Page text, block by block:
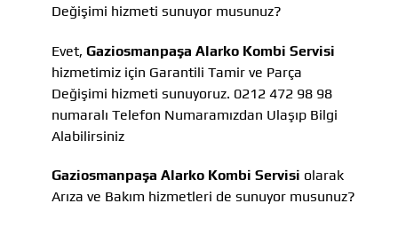
Değişimi hizmeti sunuyor musunuz?
Evet, Gaziosmanpaşa Alarko Kombi Servisi
hizmetimiz için Garantili Tamir ve Parça
Değişimi hizmeti sunuyoruz. 0212 472 98 98
numaralı Telefon Numaramızdan Ulaşıp Bilgi
Alabilirsiniz
Gaziosmanpaşa Alarko Kombi Servisi olarak
Arıza ve Bakım hizmetleri de sunuyor musunuz?